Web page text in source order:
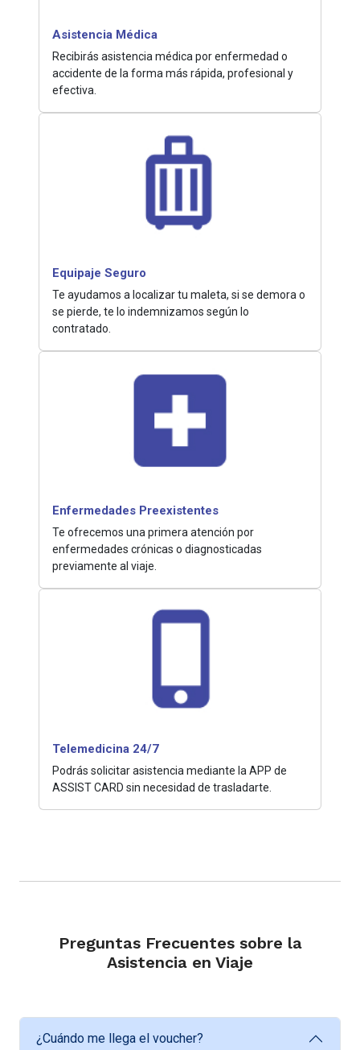
Asistencia Médica
Recibirás asistencia médica por enfermedad o
accidente de la forma más rápida, profesional y
efectiva.
Equipaje Seguro
Te ayudamos a localizar tu maleta, si se demora o
se pierde, te lo indemnizamos según lo
contratado.
Enfermedades Preexistentes
Te ofrecemos una primera atención por
enfermedades crónicas o diagnosticadas
previamente al viaje.
Telemedicina 24/7
Podrás solicitar asistencia mediante la APP de
ASSIST CARD sin necesidad de trasladarte.
Preguntas Frecuentes sobre la
Asistencia en Viaje
¿Cuándo me llega el voucher?